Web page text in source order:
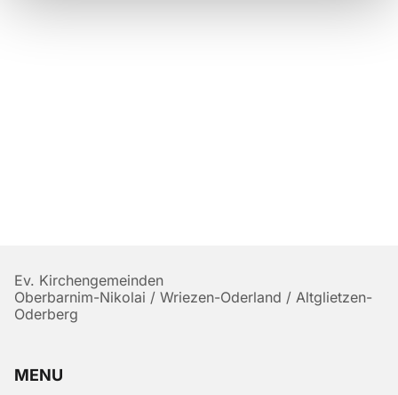
Ev. Kirchengemeinden
Oberbarnim-Nikolai / Wriezen-Oderland / Altglietzen-
Oderberg
MENU